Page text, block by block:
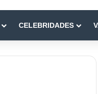
CELEBRIDADES